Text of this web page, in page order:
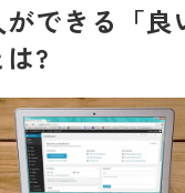
できる「良
?